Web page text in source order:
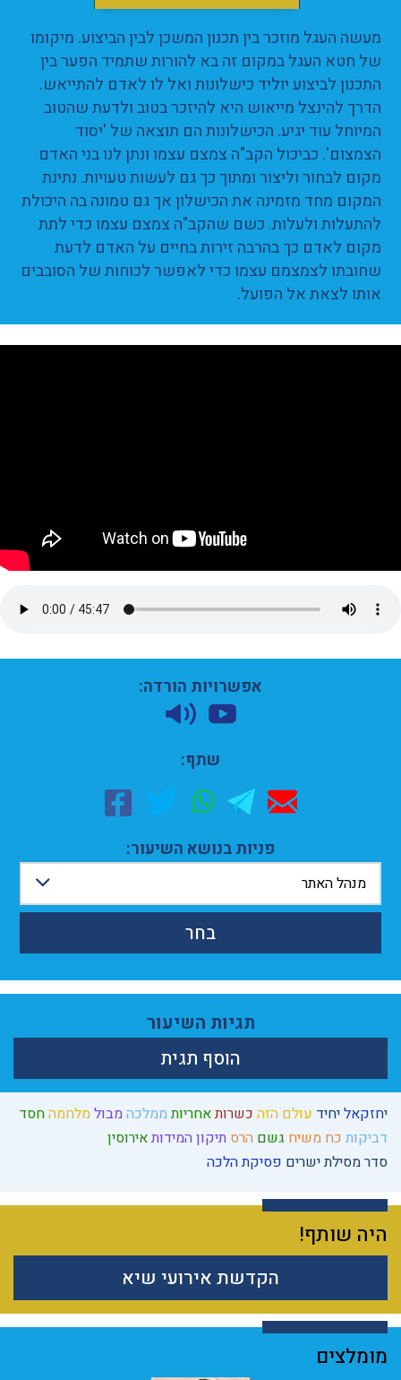
מעשה העגל מוזכר בין תכנון המשכן לבין הביצוע. מיקומו
של חטא העגל במקום זה בא להורות שתמיד הפער בין
התכנון לביצוע יוליד כישלונות ואל לו לאדם להתייאש.
הדרך להינצל מייאוש היא להיזכר בטוב ולדעת שהטוב
המיוחל עוד יגיע. הכישלונות הם תוצאה של 'יסוד
הצמצום'. כביכול הקב"ה צמצם עצמו ונתן לנו בני האדם
מקום לבחור וליצור ומתוך כך גם לעשות טעויות. נתינת
המקום מחד מזמינה את הכישלון אך גם טמונה בה היכולת
להתעלות ולעלות. כשם שהקב"ה צמצם עצמו כדי לתת
מקום לאדם כך בהרבה זירות בחיים על האדם לדעת
שחובתו לצמצמם עצמו כדי לאפשר לכוחות של הסובבים
אותו לצאת אל הפועל.
יחזקאליחיד עולם הזה כשרותאחריותממלכהמבולמלחמהחסד
דביקות כח משיח גשם הרס תיקון המידותאירוסין
סדר מסילת ישרים פסיקת הלכה
היה שותף!
הקדשת אירועי שיא
אפשרויות הורדה:
שתף:
פניות בנושא השיעור:
מנהל האתר
בחר
תגיות השיעור
הוסף תגית
מומלצים